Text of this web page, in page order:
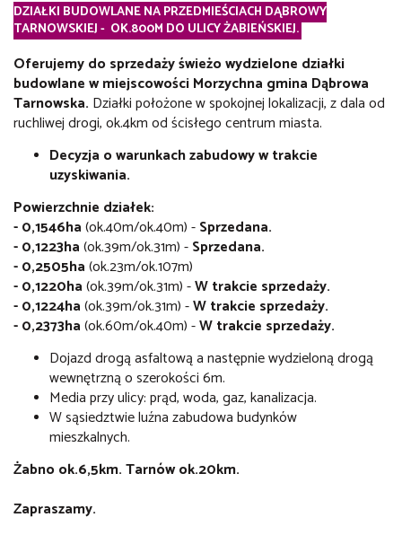
DZIAŁKI BUDOWLANE NA PRZEDMIEŚCIACH DĄBROWY
TARNOWSKIEJ - OK.800M DO ULICY ŻABIEŃSKIEJ.
Oferujemy do sprzedaży świeżo wydzielone działki
budowlane w miejscowości Morzychna gmina Dąbrowa
Tarnowska. Działki położone w spokojnej lokalizacji, z dala od
ruchliwej drogi, ok.4km od ścisłego centrum miasta.
Decyzja o warunkach zabudowy w trakcie
uzyskiwania.
Powierzchnie działek:
- 0,1546ha(ok.40m/ok.40m) -Sprzedana.
- 0,1223ha(ok.39m/ok.31m) -Sprzedana.
-0,2505ha(ok.23m/ok.107m)
- 0,1220ha(ok.39m/ok.31m) -W trakcie sprzedaży.
- 0,1224ha(ok.39m/ok.31m) -W trakcie sprzedaży.
- 0,2373ha(ok.60m/ok.40m) -W trakcie sprzedaży.
Dojazd drogą asfaltową a następnie wydzieloną drogą
wewnętrzną o szerokości 6m.
Media przy ulicy: prąd, woda, gaz, kanalizacja.
W sąsiedztwie luźna zabudowa budynków
mieszkalnych.
Żabno ok.6,5km. Tarnów ok.20km.
Zapraszamy.